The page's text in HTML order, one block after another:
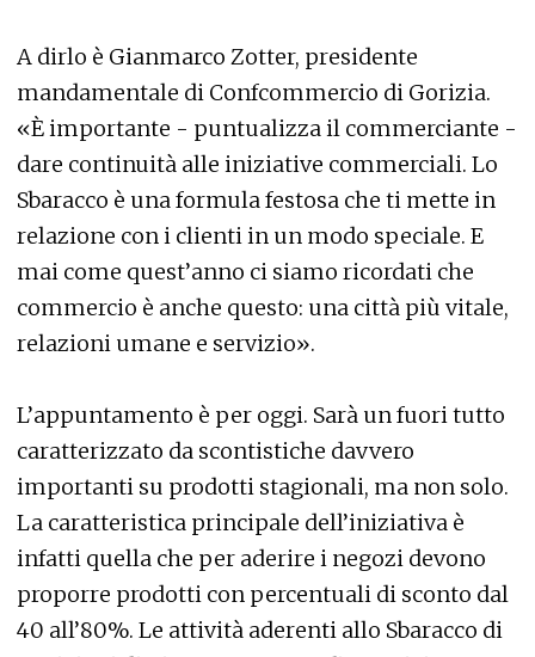
A dirlo è Gianmarco Zotter, presidente
mandamentale di Confcommercio di Gorizia.
«È importante - puntualizza il commerciante -
dare continuità alle iniziative commerciali. Lo
Sbaracco è una formula festosa che ti mette in
relazione con i clienti in un modo speciale. E
mai come quest’anno ci siamo ricordati che
commercio è anche questo: una città più vitale,
relazioni umane e servizio».
L’appuntamento è per oggi. Sarà un fuori tutto
caratterizzato da scontistiche davvero
importanti su prodotti stagionali, ma non solo.
La caratteristica principale dell’iniziativa è
infatti quella che per aderire i negozi devono
proporre prodotti con percentuali di sconto dal
40 all’80%. Le attività aderenti allo Sbaracco di